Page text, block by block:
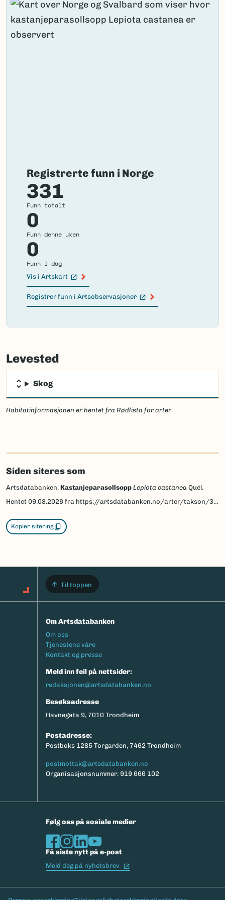
Registrerte funn i Norge
331
Funn totalt
0
Funn denne uken
0
Funn i dag
Vis i Artskart
(Ekstern lenke)
Registrer funn i Artsobservasjoner
(Ekstern lenke)
Failed
load
Levested
Skog
Habitatinformasjonen er hentet fra Rødlista for arter.
Siden siteres som
Artsdatabanken: Kastanjeparasollsopp Lepiota castanea Quél.
Hentet 09.08.2026 fra https://artsdatabanken.no/arter/takson/34844
Kopier sitering
Til toppen
Om Artsdatabanken
Footermeny
Om oss
Tjenestene våre
Kontakt og presse
Meld inn feil på nettsider:
redaksjonen@artsdatabanken.no
Besøksadresse
Havnegata 9, 7010 Trondheim
Postadresse:
Postboks 1285 Torgarden, 7462 Trondheim
postmottak@artsdatabanken.no
Organisasjonsnummer: 919 666 102
Følg oss på sosiale medier
Få siste nytt på e-post
Meld deg på nyhetsbrev